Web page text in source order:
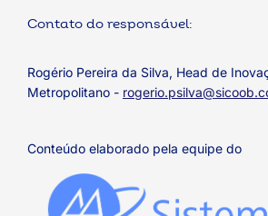
Contato do responsável:
Rogério Pereira da Silva, Head de
Metropolitano -
Conteúdo elaborado pela equipe do